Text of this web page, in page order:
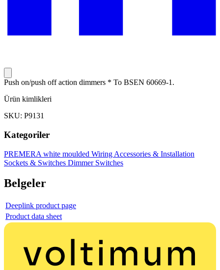
Push on/push off action dimmers * To BSEN 60669-1.
Ürün kimlikleri
SKU: P9131
Kategoriler
PREMERA white moulded Wiring Accessories & Installation
Sockets & Switches Dimmer Switches
Belgeler
Deeplink product page
Product data sheet